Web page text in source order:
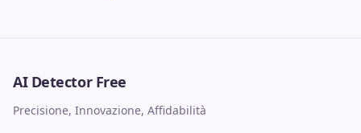
AI Detector Free
Precisione, Innovazione, Affidabilità